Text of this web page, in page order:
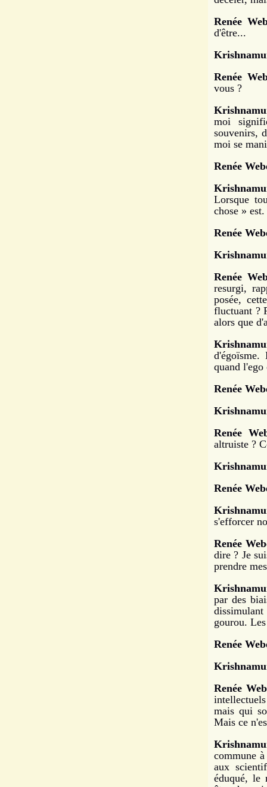
Renée
d'être...
Renée
vous ?
moi
souvenirs,
moi se
Renée
Lorsque
chose »
Renée
Renée
resurgi,
posée,
fluctuant ?
alors que
d'égoïsme.
quand l'ego
Renée
Renée
altruiste ?
Renée
s'efforcer
Renée
dire ? Je
prendre
par des
gourou.
Renée
Renée
mais qui
Mais ce
commune
aux
éduqué, le